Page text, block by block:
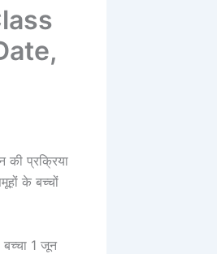
प्रक्रिया
के बच्चों
बच्चा 1 जून